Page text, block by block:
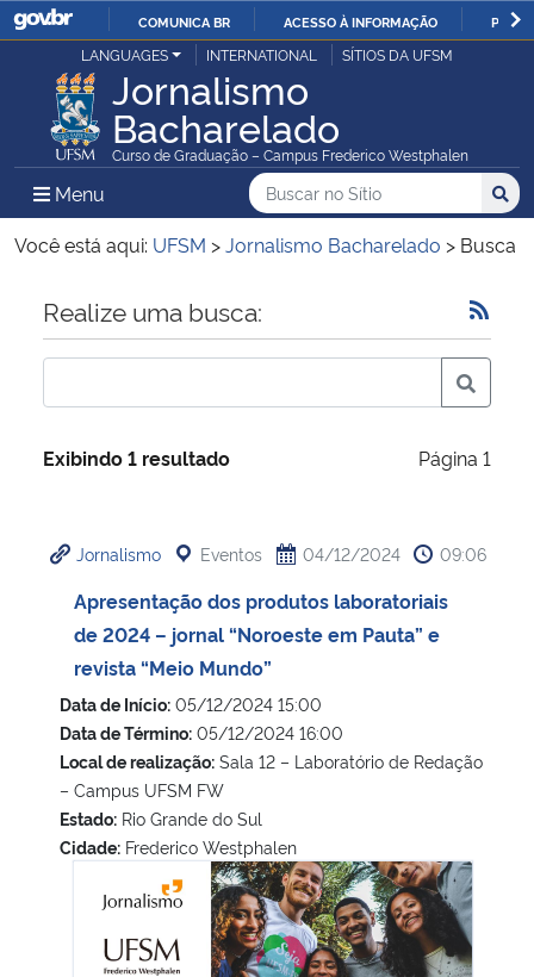
IR
PARA
O
CONTEÚDO
COMUNICA BR ACESSO À INFORMAÇÃO
Ministério da Justiça e Segurança Pública
Ministério da Defesa
Ministério das Relações Exteriores
Ministério da Economia
Ministério da Infraestrutura
Ministério da Cidadania
Ministério da Saúde
Ministério de Minas e Energia
Ministério da Ciência, Tecnologia, Inovações e Comunicações
Ministério do Meio Ambiente
Ministério do Desenvolvimento Regional
LANGUAGES INTERNATIONAL SÍTIOS DA UFSM
Jornalismo
Bacharelado
Curso de Graduação – Campus Frederico Westphalen
Menu Menu Principal do Sítio
Busca
Buscar no no Sítio
Busca:
Você está aqui: UFSM >Jornalismo Bacharelado > Busca
Início do conteúdo
Realize uma busca:
Exibindo 1 resultado Página 1
Jornalismo Eventos 04/12/2024 09:06
Apresentação dos produtos laboratoriais
de 2024 – jornal “Noroeste em Pauta” e
revista “Meio Mundo”
Data de Início: 05/12/2024 15:00
Data de Término: 05/12/2024 16:00
Local de realização: Sala 12 – Laboratório de Redação
– Campus UFSM FW
Estado: Rio Grande do Sul
Cidade: Frederico Westphalen
Apresentação dos produtos laboratoriais de 2024 – jornal